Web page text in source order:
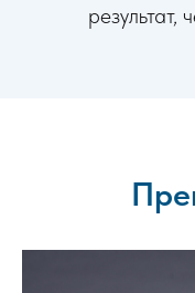
результат,